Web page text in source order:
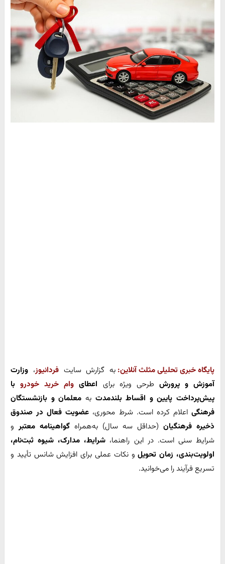
پایگاه خبری تحلیلی مثلث آنلاین: به گزارش سایتفردانیوز، وزارت
آموزش و پرورش طرحی ویژه برای اعطای وام خرید خودروبا
پیش‌پرداخت پایین و اقساط بلندمدت به معلمان و بازنشستگان
فرهنگیاعلام کرده است. شرط محوری، عضویت فعال در صندوق
ذخیره فرهنگیان (حداقل سه سال) به‌همراه گواهینامه معتبرو
شرایط سنی است. در این راهنما، شرایط، مدارک، شیوه ثبت‌نام،
اولویت‌بندی، زمان تحویلو نکات عملی برای افزایش شانس تأیید و
تسریع فرآیند را می‌خوانید.